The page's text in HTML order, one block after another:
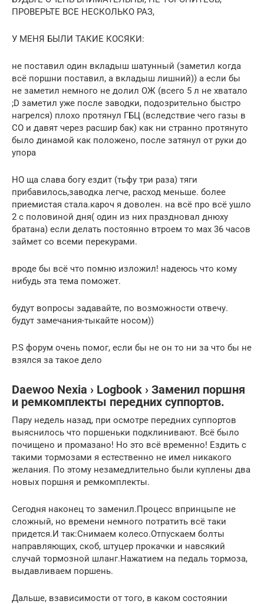
ПРОВЕРЬТЕ ВСЕ НЕСКОЛЬКО РАЗ,
У МЕНЯ БЫЛИ ТАКИЕ КОСЯКИ:
не поставил один вкладыш шатунный (заметил когда
всё поршни поставил, а вкладыш лишний)) а если бы
не заметил немного не долил ОЖ (всего 5 л не хватало
;D заметил уже после заводки, подозрительно быстро
нагрелся) плохо протянул ГБЦ (вследствие чего газы в
СО и давят через расшир бак) как ни странно протянуто
было динамой как положено, после затянул от руки до
упора
НО ща слава богу ездит (тьфу три раза) тяги
прибавилось,заводка легче, расход меньше. более
приемистая стала.кароч я доволен. на всё про всё ушло
2 с половиной дня( один из них праздновал днюху
братана) если делать постоянно втроем то мах 36 часов
займет со всеми перекурами.
вроде бы всё что помню изложил! надеюсь что кому
нибудь эта тема поможет.
будут вопросы задавайте, по возможности отвечу.
будут замечания-тыкайте носом))
P.S форум очень помог, если бы не он то ни за что бы не
взялся за такое дело
Daewoo Nexia › Logbook › Заменил поршня
и ремкомплекты передних суппортов.
Пару недель назад, при осмотре передних суппортов
выяснилось что поршеньки подклинивают. Всё было
почищено и промазано! Но это всё временно! Ездить с
такими тормозами я естественно не имел никакого
желания. По этому незамедлительно были куплены два
новых поршня и ремкомплекты.
Сегодня наконец то заменил.Процесс впринцыпе не
сложный, но времени немного потратить всё таки
придется.И так:Снимаем колесо.Отпускаем болты
направляющих, скоб, штуцер прокачки и навсякий
случай тормозной шланг.Нажатием на педаль тормоза,
выдавливаем поршень.
Дальше, взависимости от того, в каком состоянии